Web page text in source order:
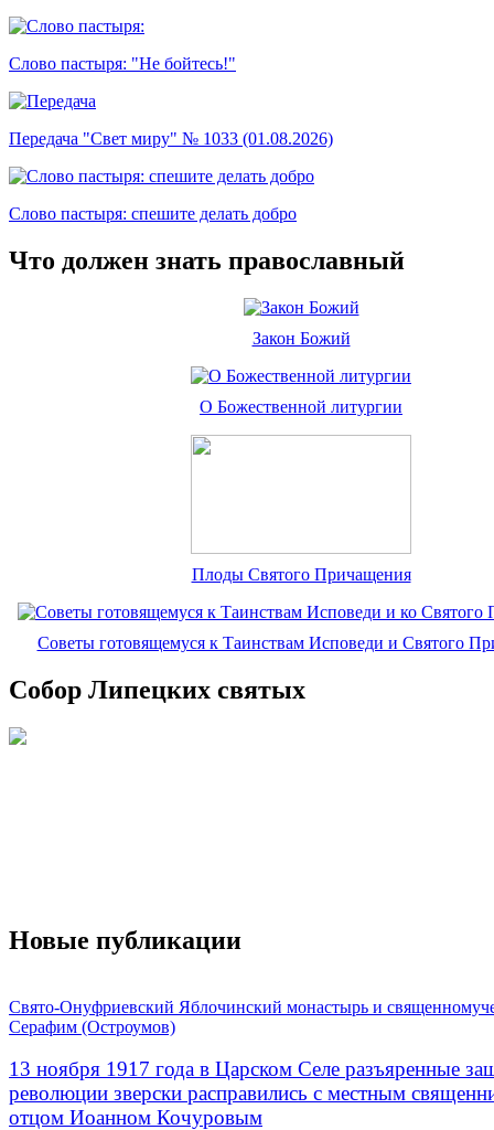
Слово пастыря: "Не бойтесь!"
Передача "Свет миру" № 1033 (01.08.2026)
Слово пастыря: спешите делать добро
Что должен знать православный
Закон Божий
О Божественной литургии
Плоды Святого Причащения
Советы готовящемуся к Таинствам Исповеди и Святого
Собор Липецких святых
Новые публикации
Свято-Онуфриевский Яблочинский монастырь и
Серафим (Остроумов)
13 ноября 1917 года в Царском Селе разъяренные
революции зверски расправились с местным
отцом Иоанном Кочуровым